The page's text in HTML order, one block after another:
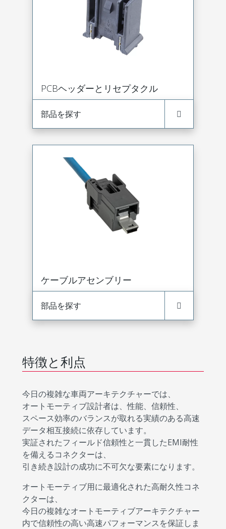
PCBヘッダーとリセプタクル
部品を探す
ケーブルアセンブリー
部品を探す
特徴と利点
今日の複雑な車両アーキテクチャーでは、
オートモーティブ設計者は、性能、信頼性、
スペース効率のバランスが取れる実績のある高速
データ相互接続に依存しています。
実証されたフィールド信頼性と一貫したEMI耐性
を備えるコネクターは、
引き続き設計の成功に不可欠な要素になります。
オートモーティブ用に最適化された高耐久性コネ
クターは、
今日の複雑なオートモーティブアーキテクチャー
内で信頼性の高い高速パフォーマンスを保証しま